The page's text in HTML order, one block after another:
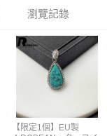
瀏覽記錄
【限定1個】EU製